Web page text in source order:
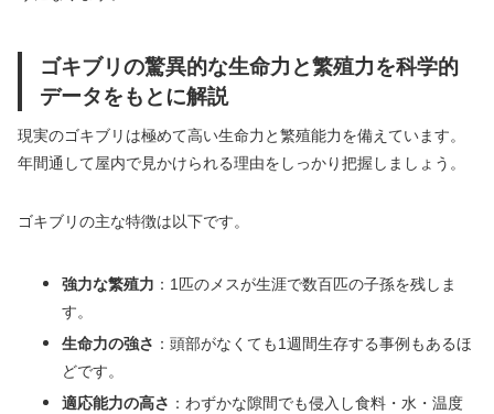
ゴキブリの驚異的な生命力と繁殖力を科学的
データをもとに解説
現実のゴキブリは極めて高い生命力と繁殖能力を備えています。
年間通して屋内で見かけられる理由をしっかり把握しましょう。
ゴキブリの主な特徴は以下です。
強力な繁殖力 ：1匹のメスが生涯で数百匹の子孫を残しま
す。
生命力の強さ ：頭部がなくても1週間生存する事例もあるほ
どです。
適応能力の高さ ：わずかな隙間でも侵入し食料・水・温度